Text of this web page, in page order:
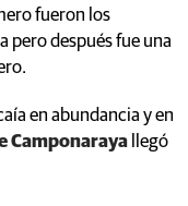
fueron los
pero después fue una
en abundancia y en
Camponaraya llegó